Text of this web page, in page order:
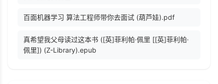
百面机器学习 算法工程师带你去面试 (葫芦娃).pdf
真希望我父母读过这本书 ([英]菲利帕·佩里 [[英]菲利帕·
佩里]) (Z-Library).epub